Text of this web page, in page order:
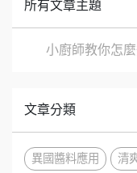
所有文章主題
小廚師教你怎
文章分類
異國醬料應用 清